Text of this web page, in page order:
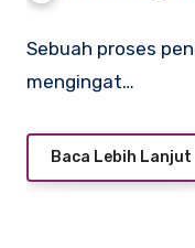
Sebuah proses
mengingat…
Baca Lebih Lanjut